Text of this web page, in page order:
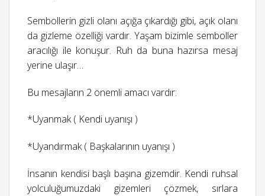
Sembollerin gizli olanı açığa çıkardığı gibi, açık olanı
da gizleme özelliği vardır. Yaşam bizimle semboller
aracılığı ile konuşur. Ruh da buna hazırsa mesaj
yerine ulaşır…
Bu mesajların 2 önemli amacı vardır:
*Uyanmak ( Kendi uyanışı )
*Uyandırmak ( Başkalarının uyanışı )
İnsanın kendisi başlı başına gizemdir. Kendi ruhsal
yolculuğumuzdaki gizemleri çözmek, sırlara